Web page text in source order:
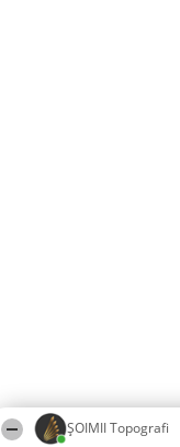
ȘOIMII Topografi